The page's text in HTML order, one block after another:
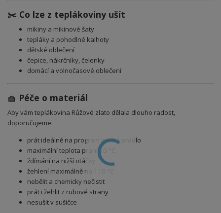
✂️ Co lze z teplákoviny ušít
mikiny a mikinové šaty
tepláky a pohodlné kalhoty
dětské oblečení
čepice, nákrčníky, čelenky
domácí a volnočasové oblečení
🧺 Péče o materiál
Aby vám teplákovina Růžové zlato dělala dlouho radost,
doporučujeme:
prát ideálně na program jemné prádlo
maximální teplota praní 30 °C
ždímání na nižší otáčky
žehlení maximálně na 110 °C
nebělit a chemicky nečistit
prát i žehlit z rubové strany
nesušit v sušičce